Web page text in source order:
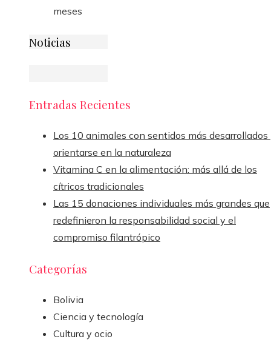
meses
Noticias
Entradas Recientes
Los 10 animales con sentidos más desarrollados
orientarse en la naturaleza
Vitamina C en la alimentación: más allá de los
cítricos tradicionales
Las 15 donaciones individuales más grandes que
redefinieron la responsabilidad social y el
compromiso filantrópico
Categorías
Bolivia
Ciencia y tecnología
Cultura y ocio